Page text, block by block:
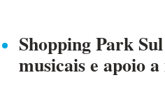
Shopping Park
musicais e apoio